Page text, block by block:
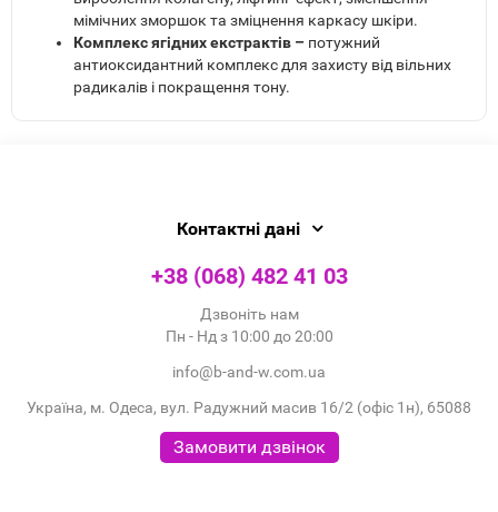
мімічних зморшок та зміцнення каркасу шкіри.
Комплекс ягідних екстрактів – потужний
антиоксидантний комплекс для захисту від вільних
радикалів і покращення тону.
Контактні дані
+38 (068) 482 41 03
Дзвоніть нам
Пн - Нд з 10:00 до 20:00
info@b-and-w.com.ua
Україна, м. Одеса, вул. Радужний масив 16/2 (офіс 1н), 65088
Замовити дзвінок